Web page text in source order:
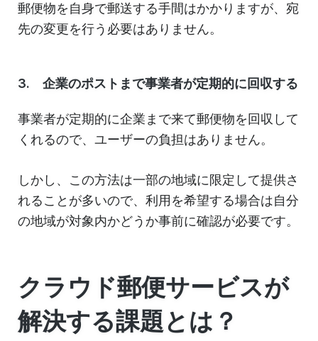
郵便物を自身で郵送する手間はかかりますが、宛
先の変更を行う必要はありません。
3. 企業のポストまで事業者が定期的に回収する
事業者が定期的に企業まで来て郵便物を回収して
くれるので、ユーザーの負担はありません。
しかし、この方法は一部の地域に限定して提供さ
れることが多いので、利用を希望する場合は自分
の地域が対象内かどうか事前に確認が必要です。
クラウド郵便サービスが
解決する課題とは？